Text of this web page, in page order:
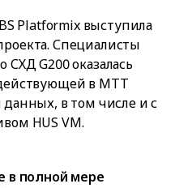
Platformix выступила
Специалисты
G200 оказалась
в МТТ
в том числе и с
HUS VM.
в полной мере